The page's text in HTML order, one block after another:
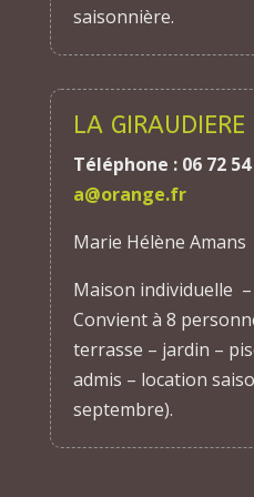
saisonnière.
LA GIRAUDIERE
Téléphone : 06 72
a@orange.fr
Marie Hélène Amans
Maison individuelle
Convient à 8
terrasse – jardin –
admis – location
septembre).